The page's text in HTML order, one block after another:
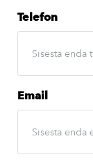
Telefon
Email